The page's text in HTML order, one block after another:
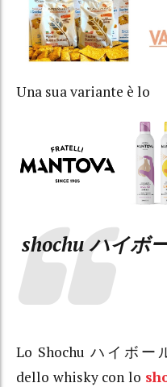
Una sua variante è lo
shochu ハイボ
Lo Shochu ハイボー
dello whisky con lo